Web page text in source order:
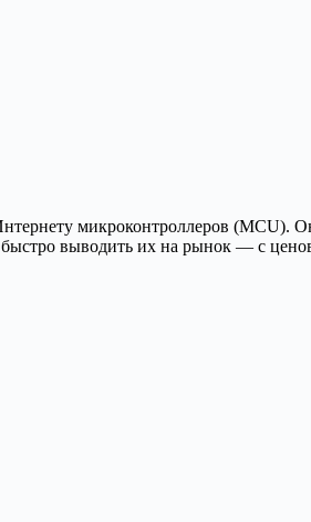
микроконтроллеров (MCU).
выводить их на рынок — с